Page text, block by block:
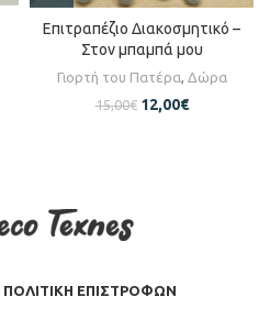
Επιτραπέζιο Διακοσμητικό –
Στον μπαμπά μου
Γιορτή του Πατέρα, Δώρα
15,00€ 12,00€
ΠΟΛΙΤΙΚΗ ΕΠΙΣΤΡΟΦΩΝ